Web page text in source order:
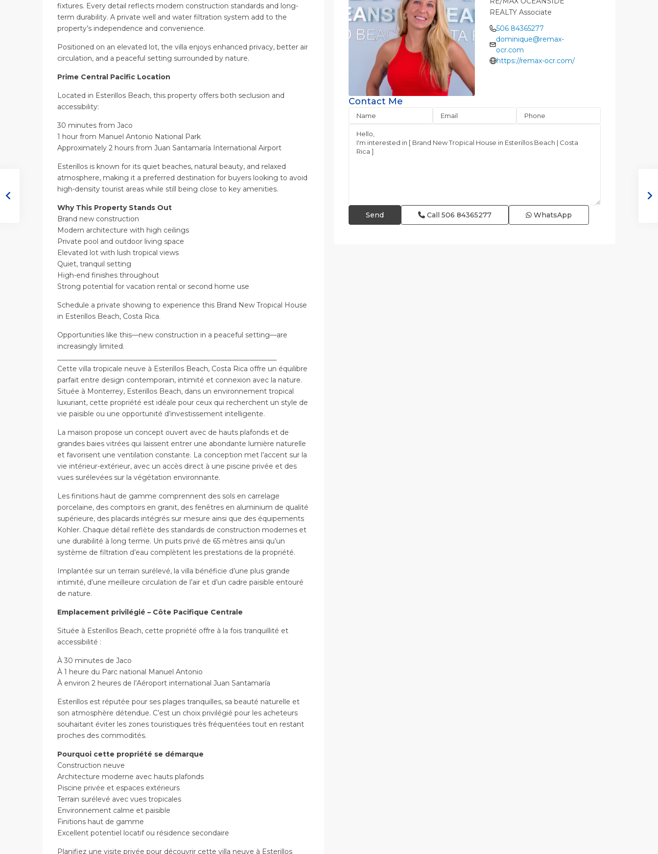
fixtures. Every detail reflects modern construction standards and long-
term durability. A private well and water filtration system add to the
property’s independence and convenience.
Positioned on an elevated lot, the villa enjoys enhanced privacy, better air
circulation, and a peaceful setting surrounded by nature.
Prime Central Pacific Location
Located in Esterillos Beach, this property offers both seclusion and
accessibility:
30 minutes from Jaco
1 hour from Manuel Antonio National Park
Approximately 2 hours from Juan Santamaría International Airport
Esterillos is known for its quiet beaches, natural beauty, and relaxed
atmosphere, making it a preferred destination for buyers looking to avoid
high-density tourist areas while still being close to key amenities.
Why This Property Stands Out
Brand new construction
Modern architecture with high ceilings
Private pool and outdoor living space
Elevated lot with lush tropical views
Quiet, tranquil setting
High-end finishes throughout
Strong potential for vacation rental or second home use
Schedule a private showing to experience this Brand New Tropical House
in Esterillos Beach, Costa Rica.
Opportunities like this—new construction in a peaceful setting—are
increasingly limited.
Cette villa tropicale neuve à Esterillos Beach, Costa Rica offre un équilibre
parfait entre design contemporain, intimité et connexion avec la nature.
Située à Monterrey, Esterillos Beach, dans un environnement tropical
luxuriant, cette propriété est idéale pour ceux qui recherchent un style de
vie paisible ou une opportunité d’investissement intelligente.
La maison propose un concept ouvert avec de hauts plafonds et de
grandes baies vitrées qui laissent entrer une abondante lumière naturelle
et favorisent une ventilation constante. La conception met l’accent sur la
vie intérieur-extérieur, avec un accès direct à une piscine privée et des
vues surélevées sur la végétation environnante.
Les finitions haut de gamme comprennent des sols en carrelage
porcelaine, des comptoirs en granit, des fenêtres en aluminium de qualité
supérieure, des placards intégrés sur mesure ainsi que des équipements
Kohler. Chaque détail reflète des standards de construction modernes et
une durabilité à long terme. Un puits privé de 65 mètres ainsi qu’un
système de filtration d’eau complètent les prestations de la propriété.
Implantée sur un terrain surélevé, la villa bénéficie d’une plus grande
intimité, d’une meilleure circulation de l’air et d’un cadre paisible entouré
de nature.
Emplacement privilégié – Côte Pacifique Centrale
Située à Esterillos Beach, cette propriété offre à la fois tranquillité et
accessibilité :
À 30 minutes de Jaco
À 1 heure du Parc national Manuel Antonio
À environ 2 heures de l’Aéroport international Juan Santamaría
Esterillos est réputée pour ses plages tranquilles, sa beauté naturelle et
son atmosphère détendue. C’est un choix privilégié pour les acheteurs
souhaitant éviter les zones touristiques très fréquentées tout en restant
proches des commodités.
Pourquoi cette propriété se démarque
Construction neuve
Architecture moderne avec hauts plafonds
Piscine privée et espaces extérieurs
Terrain surélevé avec vues tropicales
Environnement calme et paisible
Finitions haut de gamme
Excellent potentiel locatif ou résidence secondaire
Planifiez une visite privée pour découvrir cette villa neuve à Esterillos
REALTY Associate
506 84365277
dominique@remax-
ocr.com
https://remax-ocr.com/
Contact Me
Call 506 84365277 WhatsApp